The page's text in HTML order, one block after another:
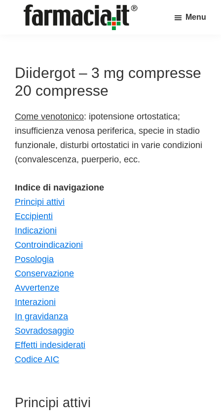
sul
mondo
della
online
Menu
Diidergot – 3 mg compresse
20 compresse
Come venotonico: ipotensione ortostatica;
insufficienza venosa periferica, specie in stadio
funzionale, disturbi ortostatici in varie condizioni
(convalescenza, puerperio, ecc.
Indice di navigazione
Principi attivi
Eccipienti
Indicazioni
Controindicazioni
Posologia
Conservazione
Avvertenze
Interazioni
In gravidanza
Sovradosaggio
Effetti indesiderati
Codice AIC
Principi attivi